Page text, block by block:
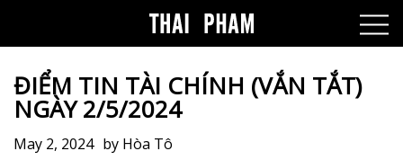
ĐIỂM TIN TÀI CHÍNH (VẮN TẮT)
NGÀY 2/5/2024
May 2, 2024 by Hòa Tô